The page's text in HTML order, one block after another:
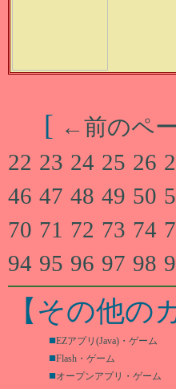
[ ←前のペ
22 23 24 25 26
46 47 48 49 50
70 71 72 73 74
94 95 96 97 98
【その他の
■EZアプリ(Java)・ゲーム
■Flash・ゲーム
■オープンアプリ・ゲーム